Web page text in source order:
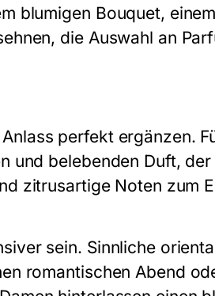
blumigen Bouquet,
die Auswahl an
perfekt ergänzen.
und belebenden Duft,
zitrusartige Noten zum
sein. Sinnliche
romantischen Abend